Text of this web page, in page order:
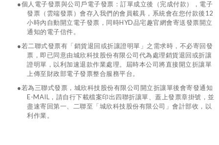
●個人電子發票與公司戶電子發票：訂單成立後（完成付款），電子
發票（雲端發票）會存入我們的會員載具，系統會在您付款後 12
小時內自動開立電子發票，同時HYD品宅趣官網會寄送發票開立
通知的電子信件。
●若二聯式發票有「銷貨退回或折讓證明單」之需求時，不必寄回發
票，即已同意由城欣科技股份有限公司代為處理銷貨退回或折讓
證明單，以利加速退款作業處理。屆時本公司將直接開立折讓單
上傳至財政部電子發票整合服務平台。
●若為三聯式發票，城欣科技股份有限公司開立折讓單後會寄發通知
E-MAIL
，請自行下載檔案印出四聯折讓單、蓋上發票章掛號，並
盡速寄回第一、二聯至「城欣科技股份有限公司」會計部收，以
利作業。